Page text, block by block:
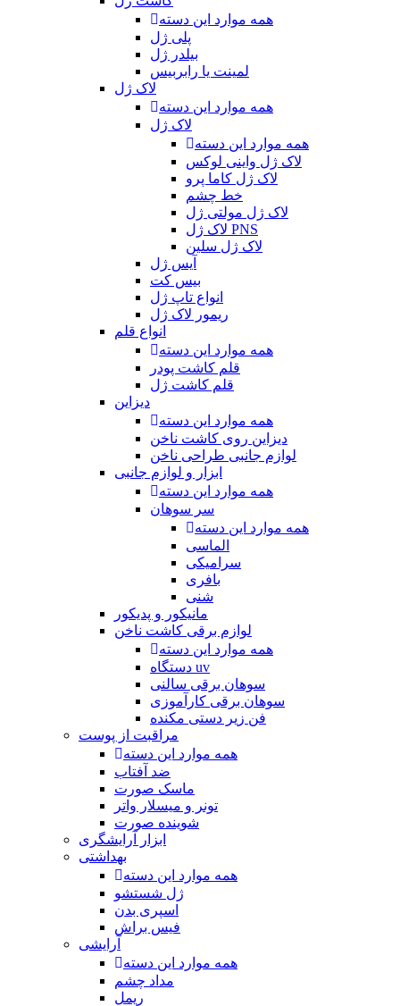
همه موارد این دسته
پلی ژل
بیلدر ژل
لمینت یا رابربیس
لاک ژل
همه موارد این دسته
لاک ژل
همه موارد این دسته
لاک ژل واینی لوکس
لاک ژل کاما پرو
خط چشم
لاک ژل مولتی ژل
لاک ژل PNS
لاک ژل سلین
آیس ژل
بیس کت
انواع تاپ ژل
ریمور لاک ژل
انواع قلم
همه موارد این دسته
قلم کاشت پودر
قلم کاشت ژل
دیزاین
همه موارد این دسته
دیزاین روی کاشت ناخن
لوازم جانبی طراحی ناخن
ابزار و لوازم جانبی
همه موارد این دسته
سر سوهان
همه موارد این دسته
الماسی
سرامیکی
بافری
شنی
مانیکور و پدیکور
لوازم برقی کاشت ناخن
همه موارد این دسته
دستگاه uv
سوهان برقی سالنی
سوهان برقی کارآموزی
فن زیر دستی مکنده
مراقبت از پوست
همه موارد این دسته
ضد آفتاب
ماسک صورت
تونر و میسلار واتر
شوینده صورت
ابزار آرایشگری
بهداشتی
همه موارد این دسته
ژل شستشو
اسپری بدن
فیس براش
آرایشی
همه موارد این دسته
مداد چشم
ریمل